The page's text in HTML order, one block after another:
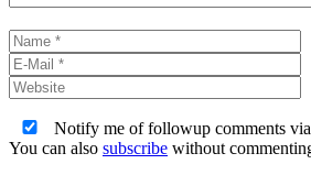
Name
Notify me of followup comments
You can also subscribe without